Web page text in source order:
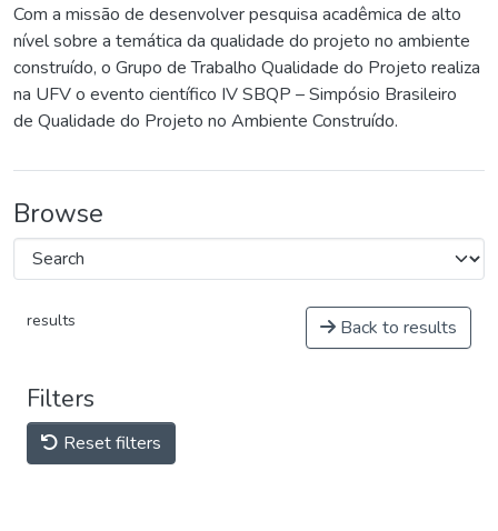
Com a missão de desenvolver pesquisa acadêmica de alto
nível sobre a temática da qualidade do projeto no ambiente
construído, o Grupo de Trabalho Qualidade do Projeto realiza
na UFV o evento científico IV SBQP – Simpósio Brasileiro
de Qualidade do Projeto no Ambiente Construído.
Browse
results Back to results
Filters
Reset filters